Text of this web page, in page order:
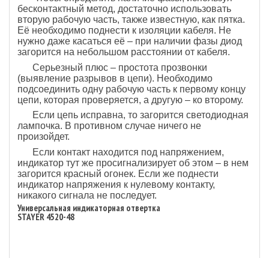
бесконтактный метод, достаточно использовать
вторую рабочую часть, также известную, как пятка.
Её необходимо поднести к изоляции кабеля. Не
нужно даже касаться её – при наличии фазы диод
загорится на небольшом расстоянии от кабеля.
Серьезный плюс – простота прозвонки
(выявление разрывов в цепи). Необходимо
подсоединить одну рабочую часть к первому концу
цепи, которая проверяется, а другую – ко второму.
Если цепь исправна, то загорится светодиодная
лампочка. В противном случае ничего не
произойдет.
Если контакт находится под напряжением,
индикатор тут же просигнализирует об этом – в нем
загорится красный огонек. Если же поднести
индикатор напряжения к нулевому контакту,
никакого сигнала не последует.
Универсальная индикаторная отвертка
STAYER 4520-48